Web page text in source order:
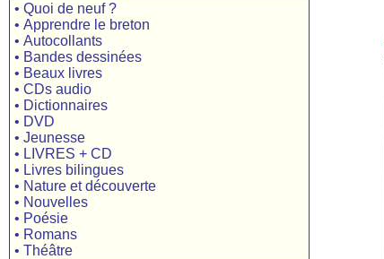
• Quoi de neuf ?
• Apprendre le breton
• Autocollants
• Bandes dessinées
• Beaux livres
• CDs audio
• Dictionnaires
• DVD
• Jeunesse
• LIVRES + CD
• Livres bilingues
• Nature et découverte
• Nouvelles
• Poésie
• Romans
• Théâtre